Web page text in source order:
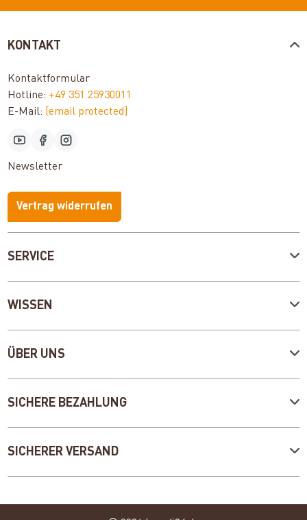
SERVICE
WISSEN
ÜBER UNS
KONTAKT
Kontaktformular
Hotline: +49 351 25930011
E-Mail:
[email protected]
Newsletter
Vertrag widerrufen
SICHERE BEZAHLUNG
SICHERER VERSAND